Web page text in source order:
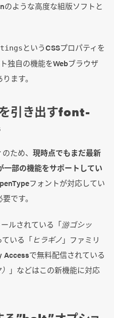
ような高度な組版ソフトと
というCSSプロパティを
独自の機能をWebブラウザ
ます。
引き出すfont-
ため、 現時点でもまだ最新
部の機能をサポートしてい
フォントが対応してい
です。
ルされている「游ゴシッ
いる「ヒラギノ」ファミリ
で無料配信されている
」などはこの新機能に対応